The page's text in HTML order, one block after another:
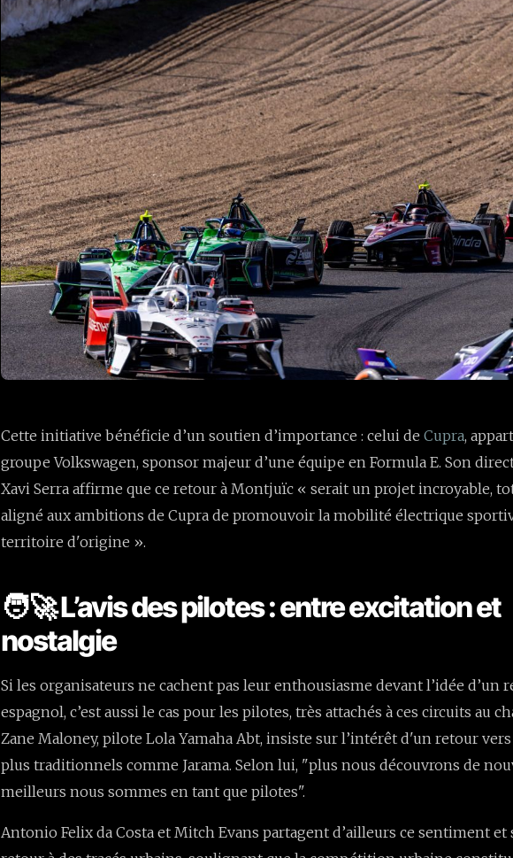
Cette initiative bénéficie d’un soutien d’importance : celui deCupra,
groupe Volkswagen, sponsor majeur d’une équipe en Formula E. Son
Xavi Serra affirme que ce retour à Montjuïc « serait un projet incroyable,
aligné aux ambitions de Cupra de promouvoir la mobilité électrique
territoire d'origine ».
🧑‍🚀 L’avis des pilotes : entre excitation et
nostalgie
Si les organisateurs ne cachent pas leur enthousiasme devant l’idée d’un
espagnol, c’est aussi le cas pour les pilotes, très attachés à ces circuits au
Zane Maloney, pilote Lola Yamaha Abt, insiste sur l’intérêt d'un retour vers
plus traditionnels comme Jarama. Selon lui, "plus nous découvrons de
meilleurs nous sommes en tant que pilotes".
Antonio Felix da Costa et Mitch Evans partagent d’ailleurs ce sentiment